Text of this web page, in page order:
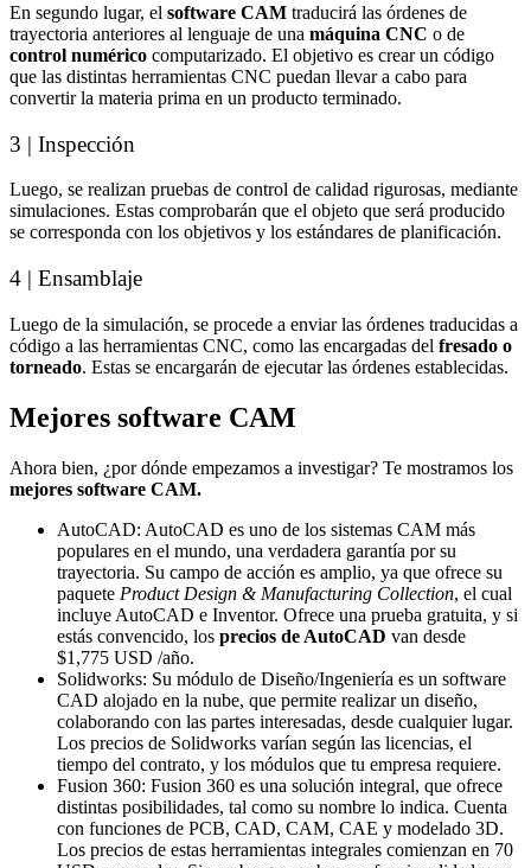
En segundo lugar, el software CAM traducirá las órdenes de
trayectoria anteriores al lenguaje de una máquina CNC o de
control numérico computarizado. El objetivo es crear un código
que las distintas herramientas CNC puedan llevar a cabo para
convertir la materia prima en un producto terminado.
3 | Inspección
Luego, se realizan pruebas de control de calidad rigurosas, mediante
simulaciones. Estas comprobarán que el objeto que será producido
se corresponda con los objetivos y los estándares de planificación.
4 | Ensamblaje
Luego de la simulación, se procede a enviar las órdenes traducidas a
código a las herramientas CNC, como las encargadas del fresado o
torneado. Estas se encargarán de ejecutar las órdenes establecidas.
Mejores software CAM
Ahora bien, ¿por dónde empezamos a investigar? Te mostramos los
mejores software CAM.
AutoCAD: AutoCAD es uno de los sistemas CAM más
populares en el mundo, una verdadera garantía por su
trayectoria. Su campo de acción es amplio, ya que ofrece su
paquete Product Design & Manufacturing Collection, el cual
incluye AutoCAD e Inventor. Ofrece una prueba gratuita, y si
estás convencido, los precios de AutoCAD van desde
$1,775 USD /año.
Solidworks: Su módulo de Diseño/Ingeniería es un software
CAD alojado en la nube, que permite realizar un diseño,
colaborando con las partes interesadas, desde cualquier lugar.
Los precios de Solidworks varían según las licencias, el
tiempo del contrato, y los módulos que tu empresa requiere.
Fusion 360: Fusion 360 es una solución integral, que ofrece
distintas posibilidades, tal como su nombre lo indica. Cuenta
con funciones de PCB, CAD, CAM, CAE y modelado 3D.
Los precios de estas herramientas integrales comienzan en 70